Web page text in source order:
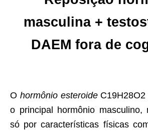
masculina +
DAEM fora de
O hormônio esteroideC19H28O2
o principal hormônio masculino,
só por características físicas